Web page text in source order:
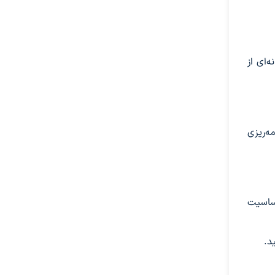
از